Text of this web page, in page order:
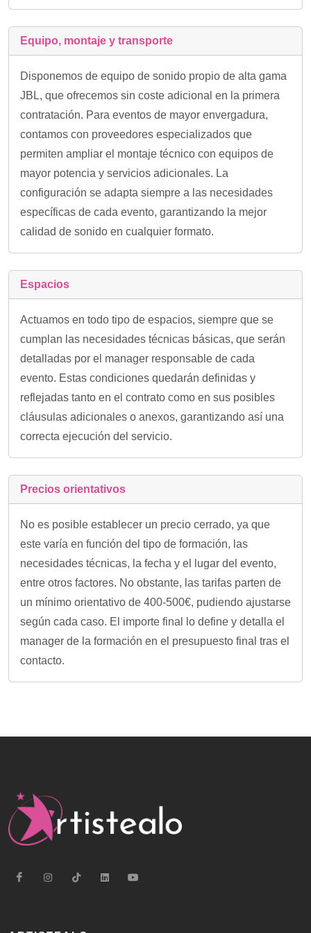
Equipo, montaje y transporte
Disponemos de equipo de sonido propio de alta gama
JBL, que ofrecemos sin coste adicional en la primera
contratación. Para eventos de mayor envergadura,
contamos con proveedores especializados que
permiten ampliar el montaje técnico con equipos de
mayor potencia y servicios adicionales. La
configuración se adapta siempre a las necesidades
específicas de cada evento, garantizando la mejor
calidad de sonido en cualquier formato.
Espacios
Actuamos en todo tipo de espacios, siempre que se
cumplan las necesidades técnicas básicas, que serán
detalladas por el manager responsable de cada
evento. Estas condiciones quedarán definidas y
reflejadas tanto en el contrato como en sus posibles
cláusulas adicionales o anexos, garantizando así una
correcta ejecución del servicio.
Precios orientativos
No es posible establecer un precio cerrado, ya que
este varía en función del tipo de formación, las
necesidades técnicas, la fecha y el lugar del evento,
entre otros factores. No obstante, las tarifas parten de
un mínimo orientativo de 400-500€, pudiendo ajustarse
según cada caso. El importe final lo define y detalla el
manager de la formación en el presupuesto final tras el
contacto.